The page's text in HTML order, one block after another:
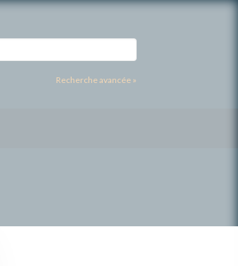
Recherche avancée »